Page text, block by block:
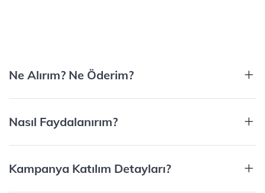
Ne Alırım? Ne Öderim?​
Nasıl Faydalanırım?
Kampanya Katılım Detayları?